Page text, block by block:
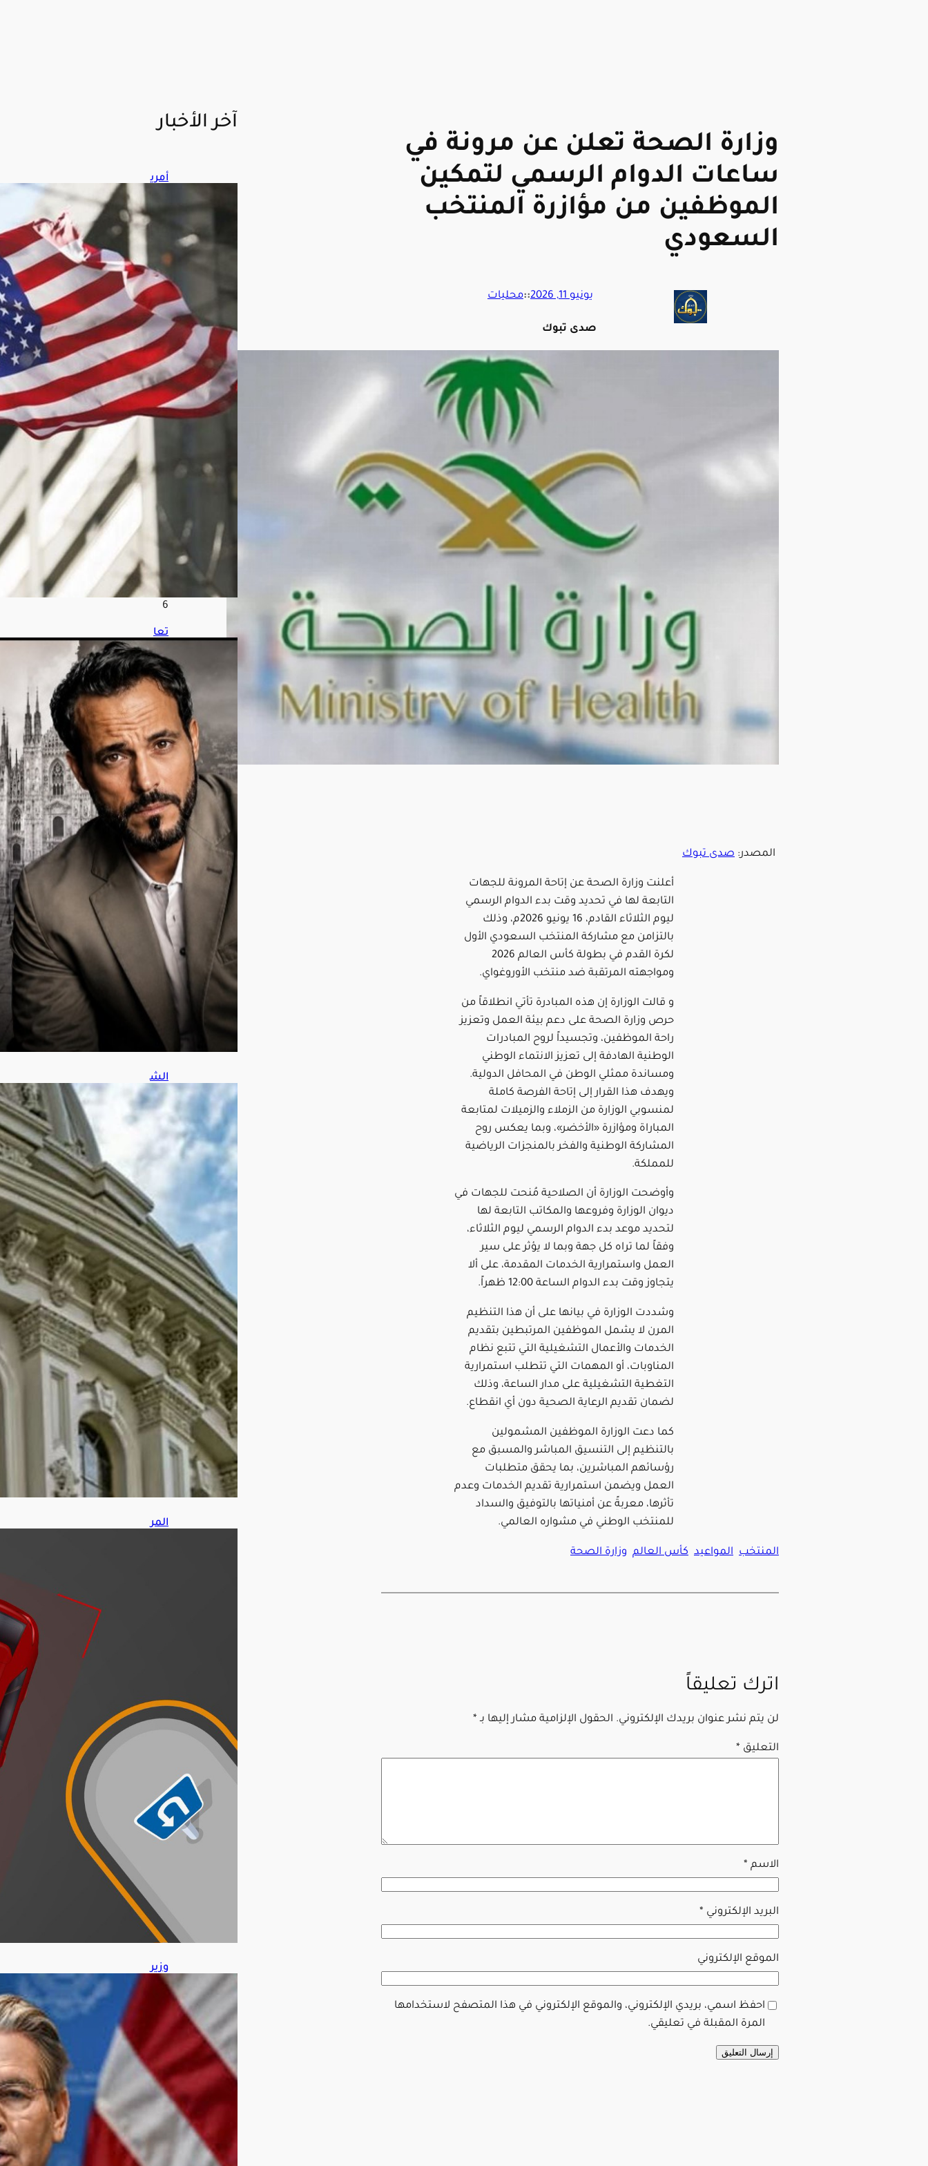
وزارة الصحة تعلن عن مرونة في
ساعات الدوام الرسمي لتمكين
الموظفين من مؤازرة المنتخب
السعودي
يونيو 11, 2026 ::محليات
صدى تبوك
المصدر: صدى تبوك
أعلنت وزارة الصحة عن إتاحة المرونة للجهات
التابعة لها في تحديد وقت بدء الدوام الرسمي
ليوم الثلاثاء القادم، 16 يونيو 2026م، وذلك
بالتزامن مع مشاركة المنتخب السعودي الأول
لكرة القدم في بطولة كأس العالم 2026
ومواجهته المرتقبة ضد منتخب الأوروغواي.
و قالت الوزارة إن هذه المبادرة تأتي انطلاقاً من
حرص وزارة الصحة على دعم بيئة العمل وتعزيز
راحة الموظفين، وتجسيداً لروح المبادرات
الوطنية الهادفة إلى تعزيز الانتماء الوطني
ومساندة ممثلي الوطن في المحافل الدولية.
ويهدف هذا القرار إلى إتاحة الفرصة كاملة
لمنسوبي الوزارة من الزملاء والزميلات لمتابعة
المباراة ومؤازرة «الأخضر»، وبما يعكس روح
المشاركة الوطنية والفخر بالمنجزات الرياضية
للمملكة.
وأوضحت الوزارة أن الصلاحية مُنحت للجهات في
ديوان الوزارة وفروعها والمكاتب التابعة لها
لتحديد موعد بدء الدوام الرسمي ليوم الثلاثاء،
وفقاً لما تراه كل جهة وبما لا يؤثر على سير
العمل واستمرارية الخدمات المقدمة، على ألا
يتجاوز وقت بدء الدوام الساعة 12:00 ظهراً.
وشددت الوزارة في بيانها على أن هذا التنظيم
المرن لا يشمل الموظفين المرتبطين بتقديم
الخدمات والأعمال التشغيلية التي تتبع نظام
المناوبات، أو المهمات التي تتطلب استمرارية
التغطية التشغيلية على مدار الساعة، وذلك
لضمان تقديم الرعاية الصحية دون أي انقطاع.
كما دعت الوزارة الموظفين المشمولين
بالتنظيم إلى التنسيق المباشر والمسبق مع
رؤسائهم المباشرين، بما يحقق متطلبات
العمل ويضمن استمرارية تقديم الخدمات وعدم
تأثرها، معربةً عن أمنياتها بالتوفيق والسداد
للمنتخب الوطني في مشواره العالمي.
المنتخب المواعيد كأس العالم وزارة الصحة
اترك تعليقاً
لن يتم نشر عنوان بريدك الإلكتروني. الحقول الإلزامية مشار إليها بـ *
التعليق *
الاسم *
البريد الإلكتروني *
الموقع الإلكتروني
احفظ اسمي، بريدي الإلكتروني، والموقع الإلكتروني في هذا المتصفح لاستخدامها
المرة المقبلة في تعليقي.
آخر الأخبار
أمري
تس
تهد
ادر
تمو
يل
الن
ظا
م
الإير
اني
وتتو
عد
المت
حايل
قوبا
س
202
6
تعا
منت
ظر
بين
الس
قا
ويو
س
ف
الش
ريف
في
«مي
لانو
»
أغ
س
ط
س
7,
202
الش
يوخ
الأم
قانو
شا
مل
لفر
ض
عقو
بات
على
رو
سيا
أغ
س
ط
س
202
المر
عند
الدو
س
ط
س
وزير
الخز
ريك
يتو
قع
اتفا
قًا
قريبً
ا
مع
إيرا